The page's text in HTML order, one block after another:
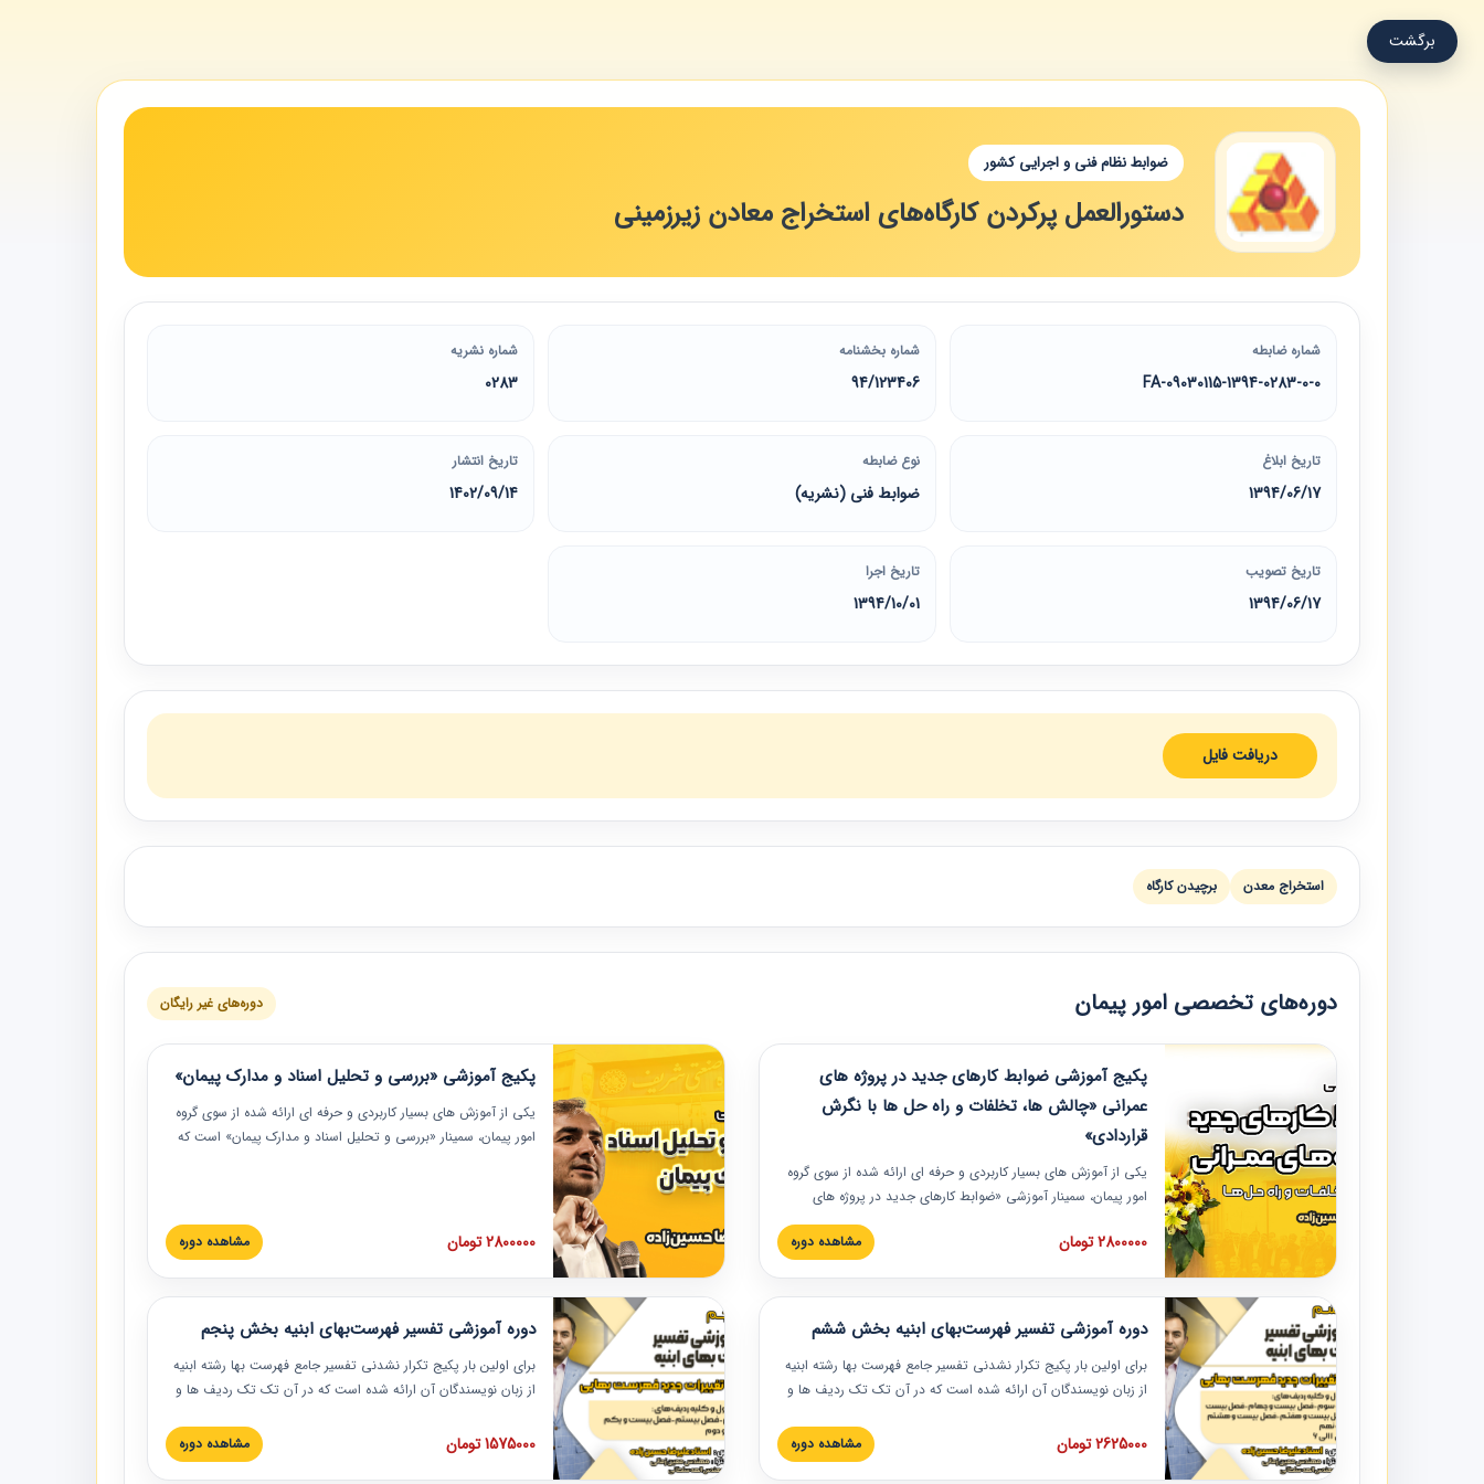
برگشت
ضوابط نظام فنی و اجرایی کشور
دستورالعمل پرکردن کارگاه‌های استخراج معادن زیرزمینی
شماره ضابطه
09030115-1394-0283-0-0-FA
شماره بخشنامه
94/123406
شماره نشریه
0283
تاریخ ابلاغ
1394/06/17
نوع ضابطه
ضوابط فنی (نشریه)
تاریخ انتشار
1402/09/14
تاریخ تصویب
1394/06/17
تاریخ اجرا
1394/10/01
دریافت فایل
استخراج معدن برچيدن كارگاه
دوره‌های تخصصی امور پیمان دوره‌های غیر رایگان
پکیج آموزشی ضوابط کارهای جدید در پروژه های
عمرانی «چالش ها، تخلفات و راه حل ها با نگرش
قراردادی»
یکی از آموزش‏‏‏‏‏‏ های بسیار کاربردی و حرفه‏ ای ارائه شده از سوی گروه
امور پیمان، سمینار آموزشی «ضوابط کارهای جدید در پروژه های
عمرانی» چالش ها، تخلفات و راه حل ها با نگرش قراردادی است که
در محل سندیکای شرکت های ساختمانی کشور ارائه شد. در این
به همراه تجربیات عملی ارائه شده است.
2800000 تومان مشاهده دوره
پکیج آموزشی «بررسی و تحلیل اسناد و مدارک پیمان»
یکی از آموزش‏‏‏‏‏‏ های بسیار کاربردی و حرفه‏ ای ارائه شده از سوی گروه
امور پیمان، سمینار «بررسی و تحلیل اسناد و مدارک پیمان» است که
عملی در این خصوص ارائه شده است.
2800000 تومان مشاهده دوره
دوره آموزشی تفسیر فهرست‌بهای ابنیه بخش ششم
برای اولین بار پکیج تکرار نشدنی تفسیر جامع فهرست بها رشته ابنیه
از زبان نویسندگان آن ارائه شده است که در آن تک تک ردیف ها و
تصویری بوده و به همراه تصاویر عملیات اجرایی مرتبط با ردیف های
فهرست بها ارائه شده است. این دوره با کلام مهندس
2625000 تومان مشاهده دوره
دوره آموزشی تفسیر فهرست‌بهای ابنیه بخش پنجم
برای اولین بار پکیج تکرار نشدنی تفسیر جامع فهرست بها رشته ابنیه
از زبان نویسندگان آن ارائه شده است که در آن تک تک ردیف ها و
تصویری بوده و به همراه تصاویر عملیات اجرایی مرتبط با ردیف های
فهرست بها ارائه شده است. این دوره با کلام مهندس
1575000 تومان مشاهده دوره